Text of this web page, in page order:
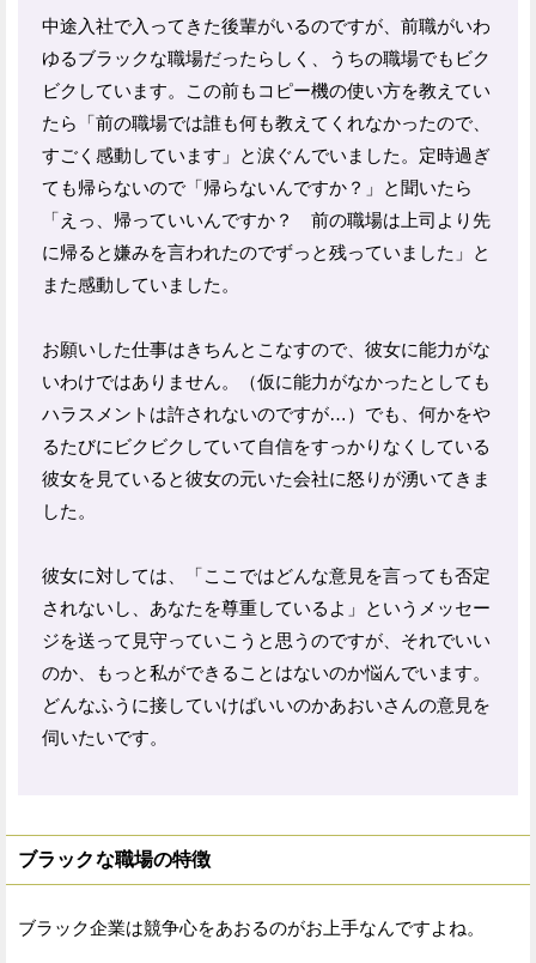
ア
る
ア
る
中途入社で入ってきた後輩がいるのですが、前職がいわ
ゆるブラックな職場だったらしく、うちの職場でもビク
ビクしています。この前もコピー機の使い方を教えてい
たら「前の職場では誰も何も教えてくれなかったので、
すごく感動しています」と涙ぐんでいました。定時過ぎ
ても帰らないので「帰らないんですか？」と聞いたら
「えっ、帰っていいんですか？ 前の職場は上司より先
に帰ると嫌みを言われたのでずっと残っていました」と
また感動していました。
お願いした仕事はきちんとこなすので、彼女に能力がな
いわけではありません。（仮に能力がなかったとしても
ハラスメントは許されないのですが…）でも、何かをや
るたびにビクビクしていて自信をすっかりなくしている
彼女を見ていると彼女の元いた会社に怒りが湧いてきま
した。
彼女に対しては、「ここではどんな意見を言っても否定
されないし、あなたを尊重しているよ」というメッセー
ジを送って見守っていこうと思うのですが、それでいい
のか、もっと私ができることはないのか悩んでいます。
どんなふうに接していけばいいのかあおいさんの意見を
伺いたいです。
ブラックな職場の特徴
ブラック企業は競争心をあおるのがお上手なんですよね。